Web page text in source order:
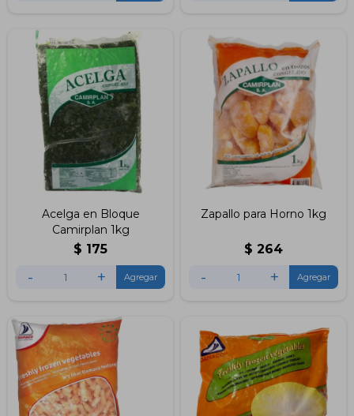
Acelga en Bloque
Camirplan 1kg
$ 175
- +
Zapallo para Horno 1kg
$ 264
- +